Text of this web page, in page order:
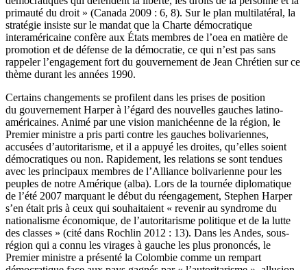
primauté du droit » (Canada 2009 : 6, 8). Sur le plan multilatéral, la
stratégie insiste sur le mandat que la Charte démocratique
interaméricaine confère aux États membres de l’oea en matière de
promotion et de défense de la démocratie, ce qui n’est pas sans
rappeler l’engagement fort du gouvernement de Jean Chrétien sur ce
thème durant les années 1990.
Certains changements se profilent dans les prises de position
du gouvernement Harper à l’égard des nouvelles gauches latino-
américaines. Animé par une vision manichéenne de la région, le
Premier ministre a pris parti contre les gauches bolivariennes,
accusées d’autoritarisme, et il a appuyé les droites, qu’elles soient
démocratiques ou non. Rapidement, les relations se sont tendues
avec les principaux membres de l’Alliance bolivarienne pour les
peuples de notre Amérique (alba). Lors de la tournée diplomatique
de l’été 2007 marquant le début du réengagement, Stephen Harper
s’en était pris à ceux qui souhaitaient « revenir au syndrome du
nationalisme économique, de l’autoritarisme politique et de la lutte
des classes » (cité dans Rochlin 2012 : 13). Dans les Andes, sous-
région qui a connu les virages à gauche les plus prononcés, le
Premier ministre a présenté la Colombie comme un rempart